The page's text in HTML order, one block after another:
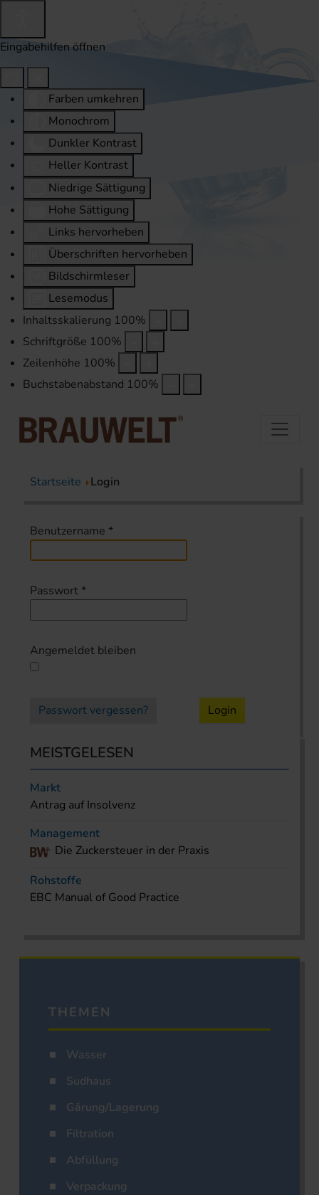
Eingabehilfen öffnen
Farben umkehren
Monochrom
Dunkler Kontrast
Heller Kontrast
Niedrige Sättigung
Hohe Sättigung
Links hervorheben
Überschriften hervorheben
Bildschirmleser
Lesemodus
Inhaltsskalierung 100%
Schriftgröße 100%
Zeilenhöhe 100%
Buchstabenabstand 100%
Startseite Login
Benutzername *
Passwort *
Angemeldet bleiben
Passwort vergessen? Login
MEISTGELESEN
Markt
Antrag auf Insolvenz
Management
Die Zuckersteuer in der Praxis
Rohstoffe
EBC Manual of Good Practice
THEMEN
Wasser
Sudhaus
Gärung/Lagerung
Filtration
Abfüllung
Verpackung